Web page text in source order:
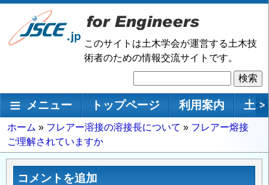
メ
ン
動
このサイトは土木学会が運営する土木技
術者のための情報交流サイトです。
索
メインナビゲーション
メニュー トップページ 利用案内 土 >
パ
ン
く
ホーム フレアー溶接の溶接長について
フレアー熔接
ご理解されていますか
コメントを追加